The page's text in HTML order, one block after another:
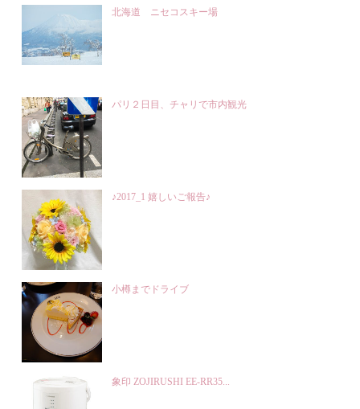
北海道 ニセコスキー場
パリ２日目、チャリで市内観光
♪2017_1 嬉しいご報告♪
小樽までドライブ
象印 ZOJIRUSHI EE-RR35...